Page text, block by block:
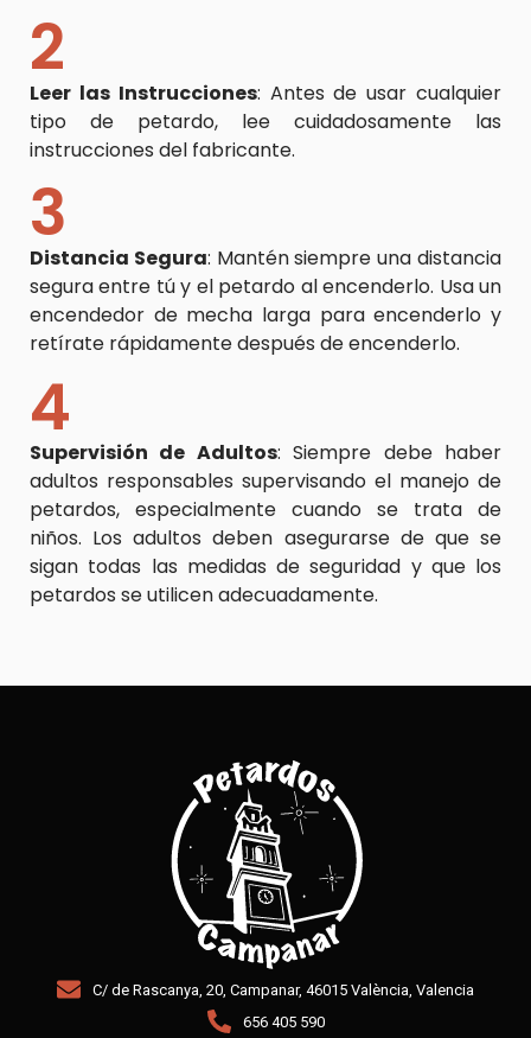
2
Leer las Instrucciones: Antes de usar cualquier
tipo de petardo, lee cuidadosamente las
instrucciones del fabricante.
3
Distancia Segura: Mantén siempre una distancia
segura entre tú y el petardo al encenderlo. Usa un
encendedor de mecha larga para encenderlo y
retírate rápidamente después de encenderlo.
4
Supervisión de Adultos: Siempre debe haber
adultos responsables supervisando el manejo de
petardos, especialmente cuando se trata de
niños. Los adultos deben asegurarse de que se
sigan todas las medidas de seguridad y que los
petardos se utilicen adecuadamente.
C/ de Rascanya, 20, Campanar, 46015 València, Valencia
656 405 590